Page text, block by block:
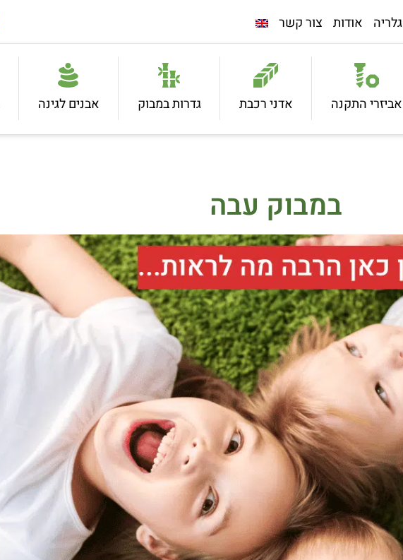
גלריה אודות צור קשר
אביזרי התקנה אדני רכבת גדרות במבוק אבנים לגינה
במבוק עבה